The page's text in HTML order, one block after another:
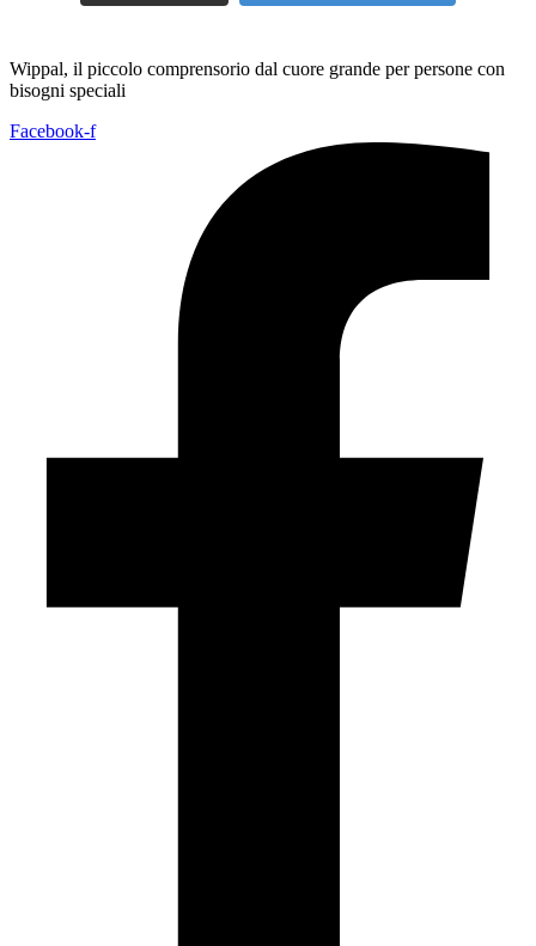
Wippal, il piccolo comprensorio dal cuore grande per persone con
bisogni speciali
Facebook-f